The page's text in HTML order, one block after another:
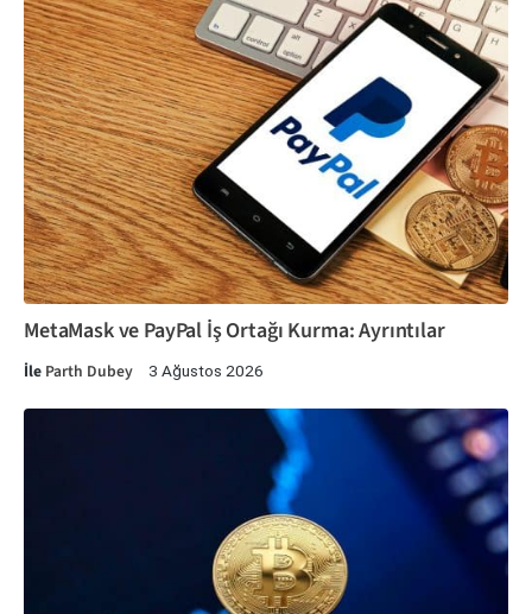
MetaMask ve PayPal İş Ortağı Kurma: Ayrıntılar
İle Parth Dubey 3 Ağustos 2026